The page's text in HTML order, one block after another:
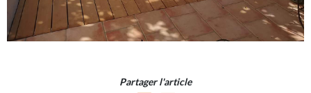
Partager l'article